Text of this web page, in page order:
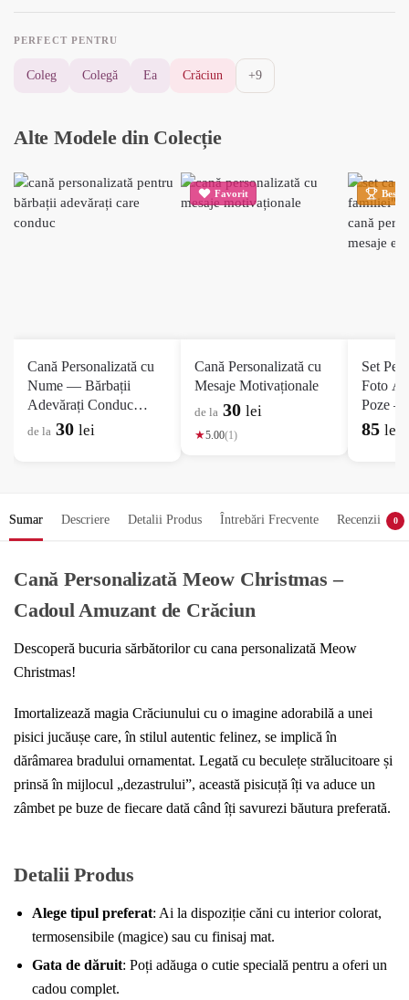
PERFECT PENTRU
Coleg Colegă Ea Crăciun +9
Alte Modele din Colecție
Cană Personalizată cu
Nume — Bărbații
Adevărați Conduc
Mercedes
de la 30 lei
Favorit
Cană Personalizată cu
Mesaje Motivaționale
de la 30 lei
★5.00(1)
Best
Set
Foto
Poze —
85 lei
Sumar Descriere Detalii Produs Întrebări Frecvente Recenzii 0
Cană Personalizată Meow Christmas –
Cadoul Amuzant de Crăciun
Descoperă bucuria sărbătorilor cu cana personalizată Meow
Christmas!
Imortalizează magia Crăciunului cu o imagine adorabilă a unei
pisici jucăușe care, în stilul autentic felinez, se implică în
dărâmarea bradului ornamentat. Legată cu beculețe strălucitoare și
prinsă în mijlocul „dezastrului”, această pisicuță îți va aduce un
zâmbet pe buze de fiecare dată când îți savurezi băutura preferată.
Detalii Produs
Alege tipul preferat: Ai la dispoziție căni cu interior colorat,
termosensibile (magice) sau cu finisaj mat.
Gata de dăruit: Poți adăuga o cutie specială pentru a oferi un
cadou complet.